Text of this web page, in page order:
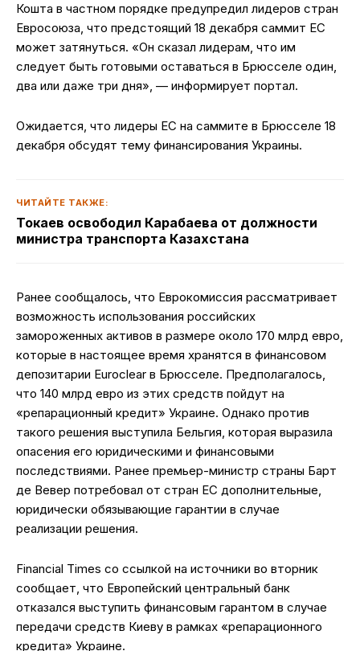
Кошта в частном порядке предупредил лидеров стран
Евросоюза, что предстоящий 18 декабря саммит ЕС
может затянуться. «Он сказал лидерам, что им
следует быть готовыми оставаться в Брюсселе один,
два или даже три дня», — информирует портал.
Ожидается, что лидеры ЕС на саммите в Брюсселе 18
декабря обсудят тему финансирования Украины.
ЧИТАЙТЕ ТАКЖЕ:
Токаев освободил Карабаева от должности
министра транспорта Казахстана
Ранее сообщалось, что Еврокомиссия рассматривает
возможность использования российских
замороженных активов в размере около 170 млрд евро,
которые в настоящее время хранятся в финансовом
депозитарии Euroclear в Брюсселе. Предполагалось,
что 140 млрд евро из этих средств пойдут на
«репарационный кредит» Украине. Однако против
такого решения выступила Бельгия, которая выразила
опасения его юридическими и финансовыми
последствиями. Ранее премьер-министр страны Барт
де Вевер потребовал от стран ЕС дополнительные,
юридически обязывающие гарантии в случае
реализации решения.
Financial Times со ссылкой на источники во вторник
сообщает, что Европейский центральный банк
отказался выступить финансовым гарантом в случае
передачи средств Киеву в рамках «репарационного
кредита» Украине.